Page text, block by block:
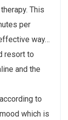
This
per
way…
resort to
and the
to
which is